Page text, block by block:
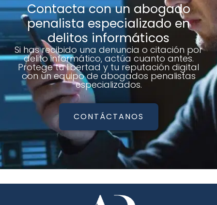
Contacta con un abogado
penalista especializado en
delitos informáticos
Si has recibido una denuncia o citación por
delito informático, actúa cuanto antes.
Protege tu libertad y tu reputación digital
con un equipo de abogados penalistas
especializados.
CONTÁCTANOS